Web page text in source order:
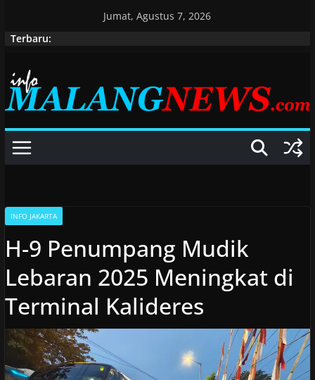
Jumat, Agustus 7, 2026
Terbaru:
INFO JAKARTA
H-9 Penumpang Mudik
Lebaran 2025 Meningkat di
Terminal Kalideres